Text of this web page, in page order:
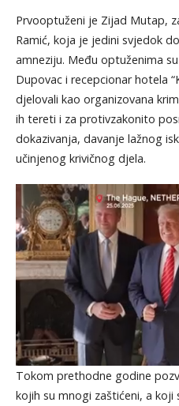
Prvooptuženi je Zijad Mutap,
Ramić, koja je jedini svjedok
amneziju. Među optuženima
Dupovac i recepcionar hotela
djelovali kao organizovana
ih tereti i za protivzakonito
dokazivanja, davanje lažnog
učinjenog krivičnog djela.
Tokom prethodne godine
kojih su mnogi zaštićeni, a